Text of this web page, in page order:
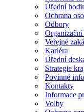
Úřední
Ochrana
Odbory
Organizační
Veřejné
Kariéra
Úřední
Strategie
Povinné
Kontakty
Informace
Volby